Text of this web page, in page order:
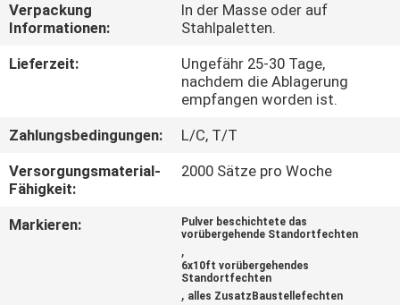
TRETEN
SIE
IN
VERBINDUNG
NACHRICHTEN
Verpackung
Informationen:
In der Masse oder auf
Stahlpaletten.
Lieferzeit:
Ungefähr 25-30 Tage,
nachdem die Ablagerung
empfangen worden ist.
Zahlungsbedingungen:
L/C, T/T
Versorgungsmaterial-
Fähigkeit:
2000 Sätze pro Woche
Markieren:
Pulver beschichtete das
vorübergehende Standortfechten
,
6x10ft vorübergehendes
Standortfechten
, alles ZusatzBaustellefechten